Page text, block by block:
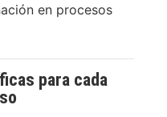
en procesos
para cada